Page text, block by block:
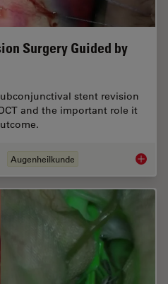
Surgery Guided by
stent revision
and the important role it
Augenheilkunde